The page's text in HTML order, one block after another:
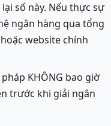
số này. Nếu thực sự
ngân hàng qua tổng
website chính
KHÔNG bao giờ
trước khi giải ngân